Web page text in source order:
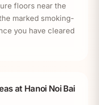
floors near the
marked smoking-
you have cleared
at Hanoi Noi Bai